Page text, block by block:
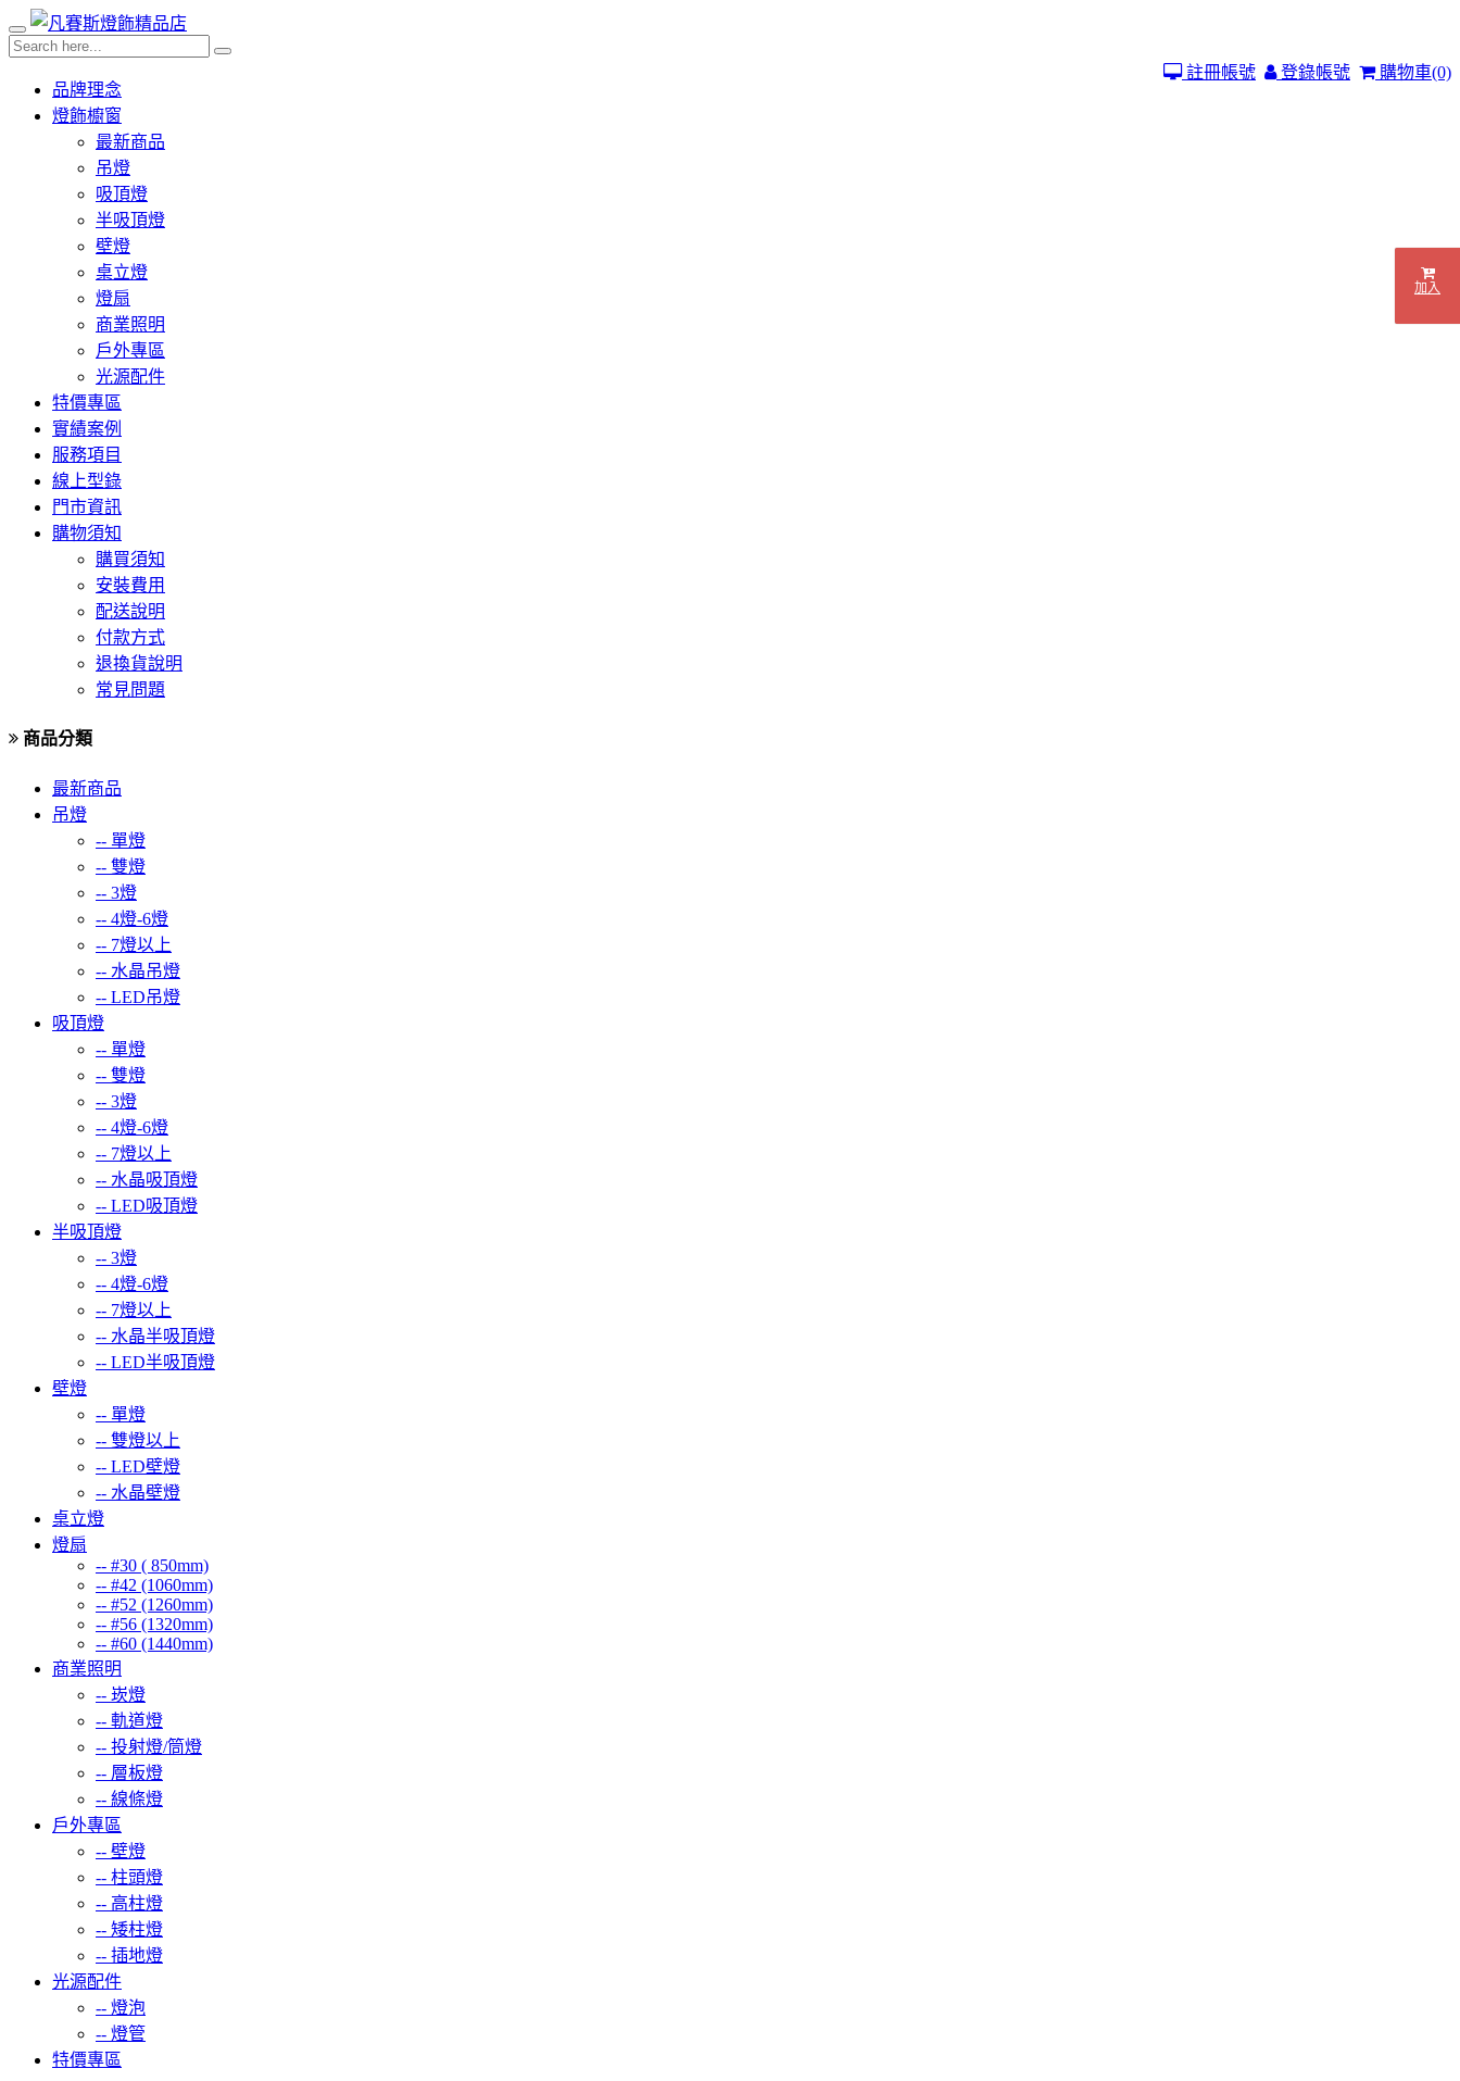
購物車(0)
登錄帳號
註冊帳號
品牌理念
燈飾櫥窗
最新商品
吊燈
吸頂燈
半吸頂燈
壁燈
桌立燈
燈扇
商業照明
戶外專區
光源配件
特價專區
實績案例
服務項目
線上型錄
門市資訊
購物須知
購買須知
安裝費用
配送說明
付款方式
退換貨說明
常見問題
商品分類
最新商品
吊燈
-- 單燈
-- 雙燈
-- 3燈
-- 4燈-6燈
-- 7燈以上
-- 水晶吊燈
-- LED吊燈
吸頂燈
-- 單燈
-- 雙燈
-- 3燈
-- 4燈-6燈
-- 7燈以上
-- 水晶吸頂燈
-- LED吸頂燈
半吸頂燈
-- 3燈
-- 4燈-6燈
-- 7燈以上
-- 水晶半吸頂燈
-- LED半吸頂燈
壁燈
-- 單燈
-- 雙燈以上
-- LED壁燈
-- 水晶壁燈
桌立燈
燈扇
-- #30 ( 850mm)
-- #42 (1060mm)
-- #52 (1260mm)
-- #56 (1320mm)
-- #60 (1440mm)
商業照明
-- 崁燈
-- 軌道燈
-- 投射燈/筒燈
-- 層板燈
-- 線條燈
戶外專區
-- 壁燈
-- 柱頭燈
-- 高柱燈
-- 矮柱燈
-- 插地燈
光源配件
-- 燈泡
-- 燈管
特價專區
加入